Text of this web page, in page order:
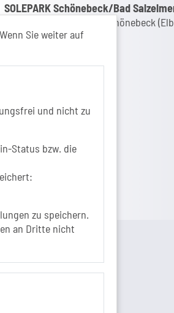
Sie weiter auf
und nicht zu
Status bzw. die
zu speichern.
an Dritte nicht
zur Google-Maps Navigation
SOLEPARK Schönebeck/Bad
Eigenbetrieb der Stadt Schönebeck
Badepark 1
www.visitschoenebeck.de